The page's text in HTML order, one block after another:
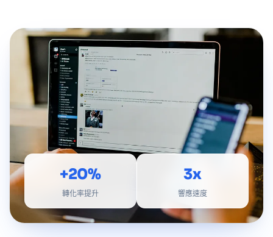
+20%
轉化率提升
3x
響應速度